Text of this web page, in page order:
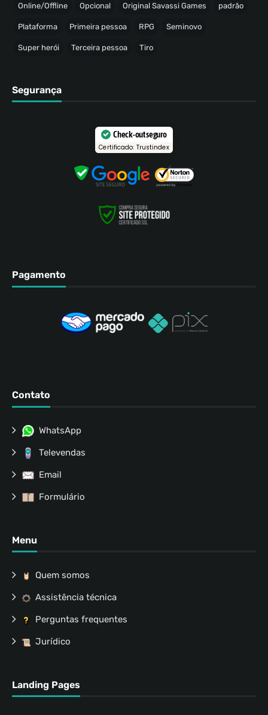
Online/Offline Opcional Original Savassi Games padrão
Plataforma Primeira pessoa RPG Seminovo
Super herói Terceira pessoa Tiro
Segurança
Check-out seguro
Certificado: Trustindex
Pagamento
Contato
WhatsApp
Televendas
Email
Formulário
Menu
Quem somos
Assistência técnica
Perguntas frequentes
Jurídico
Landing Pages